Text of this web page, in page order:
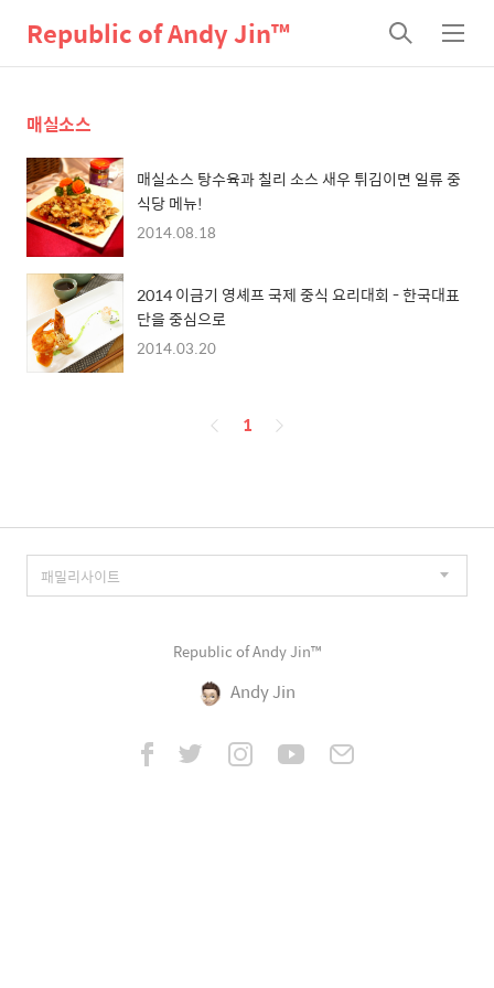
Republic of Andy Jin™
검
색
메
뉴
매실소스
매실소스 탕수육과 칠리 소스 새우 튀김이면 일류 중
식당 메뉴!
2014.08.18
2014 이금기 영셰프 국제 중식 요리대회 - 한국대표
단을 중심으로
2014.03.20
페
1
Republic of Andy Jin™
Andy Jin